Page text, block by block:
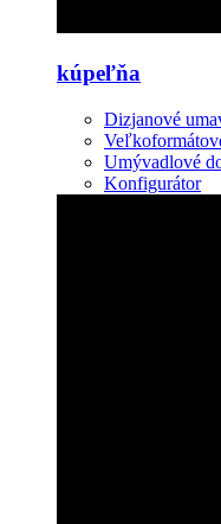
kúpeľňa
Dizjanové
Umývadlové
Konfigurátor